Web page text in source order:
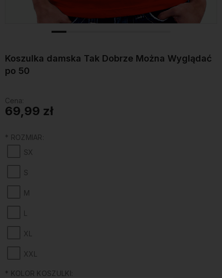
Koszulka damska Tak Dobrze Można Wyglądać
po 50
Cena:
69,99 zł
* ROZMIAR:
SX
S
M
L
XL
XXL
* KOLOR KOSZULKI: